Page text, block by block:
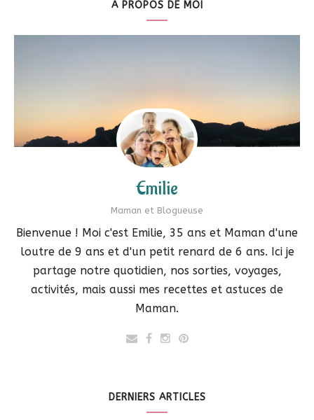
A PROPOS DE MOI
Emilie
Maman et Blogueuse
Bienvenue ! Moi c'est Emilie, 35 ans et Maman d'une
loutre de 9 ans et d'un petit renard de 6 ans. Ici je
partage notre quotidien, nos sorties, voyages,
activités, mais aussi mes recettes et astuces de
Maman.
DERNIERS ARTICLES